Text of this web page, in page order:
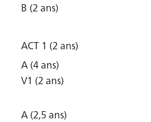
B (2 ans)
ACT 1 (2 ans)
A (4 ans)
V1 (2 ans)
A (2,5 ans)